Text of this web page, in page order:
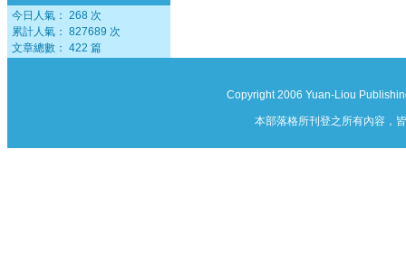
今日人氣： 268 次
累計人氣： 827689 次
文章總數： 422 篇
Copyright 2006 Yuan-Liou
本部落格所刊登之所有內容，